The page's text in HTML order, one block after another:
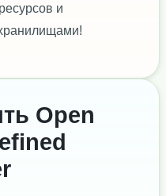
и
Open